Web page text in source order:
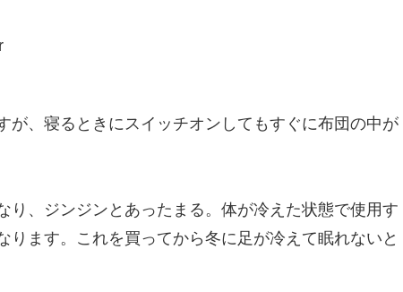
が、寝るときにスイッチオンしてもすぐに布団の中が
り、ジンジンとあったまる。体が冷えた状態で使用す
ります。これを買ってから冬に足が冷えて眠れないと